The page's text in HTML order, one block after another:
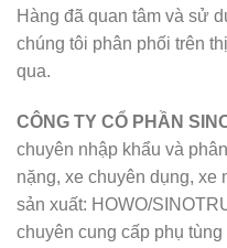
Hàng đã quan tâm và sử
chúng tôi phân phối trên
qua.
CÔNG TY CỔ PHẦN
chuyên nhập khẩu và
nặng, xe chuyên dụng, xe
sản xuất: HOWO/
chuyên cung cấp phụ